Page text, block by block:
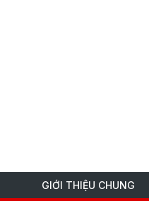
GIỚI THIỆU CHUNG